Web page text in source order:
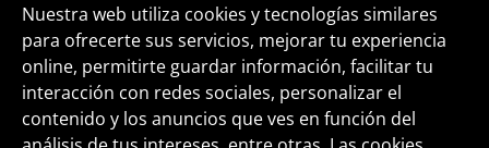
Central telefónica+51 1 500 6133
Nuestra web utiliza cookies y tecnologías similares
para ofrecerte sus servicios, mejorar tu experiencia
online, permitirte guardar información, facilitar tu
interacción con redes sociales, personalizar el
contenido y los anuncios que ves en función del